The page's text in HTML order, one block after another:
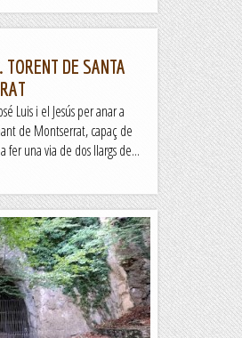
DE SANTA
Luis i el Jesús per anar a
de Montserrat, capaç de
fer una via de dos llargs de...